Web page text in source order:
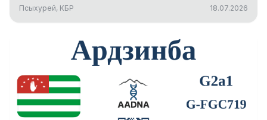
Псыхурей, КБР
18.07.2026